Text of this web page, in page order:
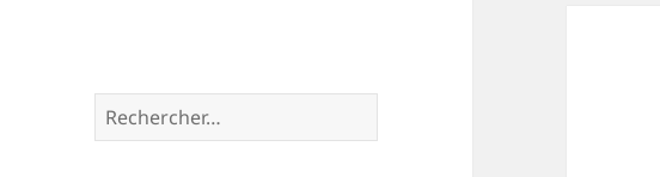
Rechercher :